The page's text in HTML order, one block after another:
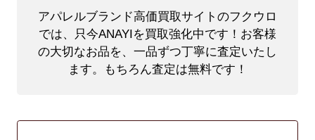
アパレルブランド高価買取サイトのフクウロ
では、只今ANAYIを買取強化中です！ お客様
の大切なお品を、一品ずつ丁寧に査定いたし
ます。もちろん査定は無料です！